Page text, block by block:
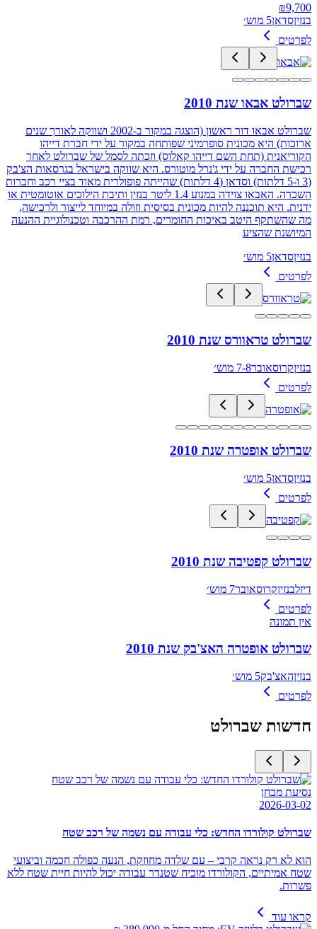
₪9,700
בנזיןסדאן5 מוש׳
לפרטים
שברולט אבאו שנת 2010
שברולט אבאו דור ראשון (הוצגה במקור ב-2002 ושווקה לאורך שנים
ארוכות) היא מכונית סופרמיני שפותחה במקור על ידי חברת דייהו
הקוריאנית (תחת השם דייהו קאלוס) וזכתה לסמל של שברולט לאחר
רכישת החברה על ידי ג'נרל מוטורס. היא שווקה בישראל בגרסאות הצ'בק
(3 ו-5 דלתות) וסדאן (4 דלתות) שהייתה פופולרית מאוד בציי רכב וחברות
השכרה. האבאו צוידה במנוע 1.4 ליטר בנזין ותיבת הילוכים אוטומטית או
ידנית. היא תוכננה להיות מכונית בסיסית וזולה במיוחד לייצור ולרכישה,
מה שהשתקף היטב באיכות החומרים, רמת ההרכבה וטכנולוגיית ההנעה
המיושנת שהציע
בנזיןסדאן5 מוש׳
לפרטים
שברולט טראוורס שנת 2010
בנזיןקרוסאובר7-8 מוש׳
לפרטים
שברולט אופטרה שנת 2010
בנזיןסדאן5 מוש׳
לפרטים
שברולט קפטיבה שנת 2010
דיזלבנזיןקרוסאובר7 מוש׳
לפרטים
אין תמונה
שברולט אופטרה האצ'בק שנת 2010
בנזיןהאצ'בק5 מוש׳
לפרטים
חדשות שברולט
נסיעת מבחן
2026-03-02
שברולט קולורדו החדש: כלי עבודה עם נשמה של רכב שטח
הוא לא רק נראה קרבי – עם שלדה מחוזקת, הנעה כפולה חכמה וביצועי
שטח אמיתיים, הקולורדו מוכיח שטנדר עבודה יכול להיות חיית שטח ללא
פשרות.
קראו עוד